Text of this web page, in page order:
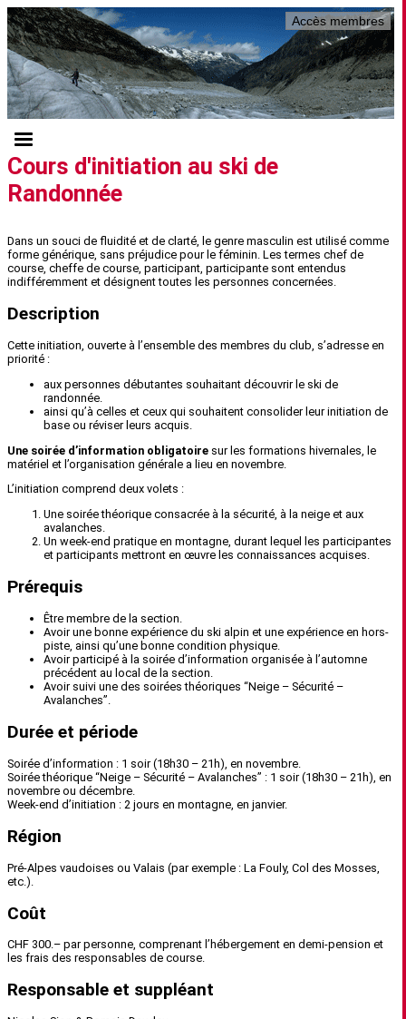
Accès membres
Cours d'initiation au ski de
Randonnée
Dans un souci de fluidité et de clarté, le genre masculin est utilisé comme
forme générique, sans préjudice pour le féminin. Les termes chef de
course, cheffe de course, participant, participante sont entendus
indifféremment et désignent toutes les personnes concernées.
Description
Cette initiation, ouverte à l’ensemble des membres du club, s’adresse en
priorité :
aux personnes débutantes souhaitant découvrir le ski de
randonnée.
ainsi qu’à celles et ceux qui souhaitent consolider leur initiation de
base ou réviser leurs acquis.
Une soirée d’information obligatoire sur les formations hivernales, le
matériel et l’organisation générale a lieu en novembre.
L’initiation comprend deux volets :
Une soirée théorique consacrée à la sécurité, à la neige et aux
avalanches.
Un week-end pratique en montagne, durant lequel les participantes
et participants mettront en œuvre les connaissances acquises.
Prérequis
Être membre de la section.
Avoir une bonne expérience du ski alpin et une expérience en hors-
piste, ainsi qu’une bonne condition physique.
Avoir participé à la soirée d’information organisée à l’automne
précédent au local de la section.
Avoir suivi une des soirées théoriques “Neige – Sécurité –
Avalanches”.
Durée et période
Soirée d’information : 1 soir (18h30 – 21h), en novembre.
Soirée théorique “Neige – Sécurité – Avalanches” : 1 soir (18h30 – 21h), en
novembre ou décembre.
Week-end d’initiation : 2 jours en montagne, en janvier.
Région
Pré-Alpes vaudoises ou Valais (par exemple : La Fouly, Col des Mosses,
etc.).
Coût
CHF 300.– par personne, comprenant l’hébergement en demi-pension et
les frais des responsables de course.
Responsable et suppléant